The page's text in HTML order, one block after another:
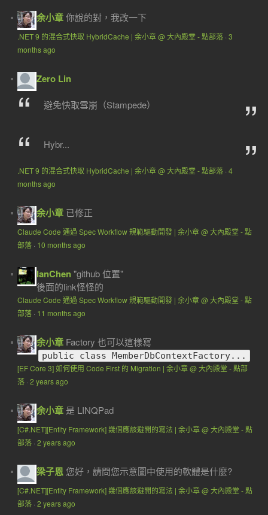
余小章你說的對，我改一下
.NET 9 的混合式快取 HybridCache | 余小章 @ 大內殿堂 - 點部落· 3
months ago
Zero Lin
避免快取雪崩（Stampede）
Hybr...
.NET 9 的混合式快取 HybridCache | 余小章 @ 大內殿堂 - 點部落· 4
months ago
余小章 已修正
Claude Code 通過 Spec Workflow 規範驅動開發 | 余小章 @ 大內殿堂 - 點
部落· 10 months ago
IanChen"github 位置"
後面的link怪怪的
Claude Code 通過 Spec Workflow 規範驅動開發 | 余小章 @ 大內殿堂 - 點
部落· 11 months ago
余小章 Factory 也可以這樣寫
public class MemberDbContextFactory...
[EF Core 3] 如何使用 Code First 的 Migration | 余小章 @ 大內殿堂 - 點部
落· 2 years ago
余小章 是 LINQPad
[C#.NET][Entity Framework] 幾個應該避開的寫法 | 余小章 @ 大內殿堂 - 點
部落· 2 years ago
梁子恩 您好，請問您示意圖中使用的軟體是什麼?
[C#.NET][Entity Framework] 幾個應該避開的寫法 | 余小章 @ 大內殿堂 - 點
部落· 2 years ago